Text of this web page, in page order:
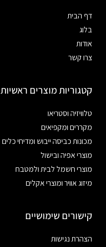
דף הבית
בלוג
אודות
צרו קשר
קטגוריות מוצרים ראשיות
טלוויזיה וסטריאו
מקררים ומקפיאים
מכונות כביסה ייבוש ומדיחי כלים
מוצרי אפיה ובישול
מוצרי חשמל לבית ולמטבח
מיזוג אוויר ומוצרי אקלים
קישורים שימושיים
הצהרת נגישות